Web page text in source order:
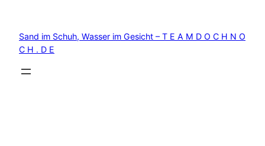
springen
Sand im Schuh, Wasser im Gesicht – T E A M D O C H N O
C H . D E